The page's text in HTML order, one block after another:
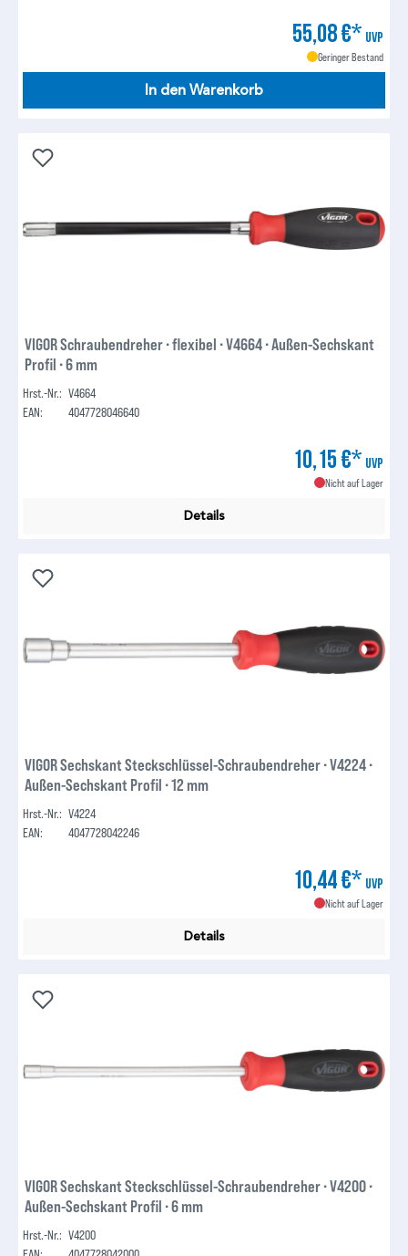
55,08 €* UVP
Geringer Bestand
In den Warenkorb
VIGOR Schraubendreher ∙ flexibel ∙ V4664 ∙ Außen-Sechskant
Profil ∙ 6 mm
Hrst.-Nr.: V4664
EAN:
4047728046640
10,15 €* UVP
Nicht auf Lager
Details
VIGOR Sechskant Steckschlüssel-Schraubendreher ∙ V4224 ∙
Außen-Sechskant Profil ∙ 12 mm
Hrst.-Nr.: V4224
EAN:
4047728042246
10,44 €* UVP
Nicht auf Lager
Details
VIGOR Sechskant Steckschlüssel-Schraubendreher ∙ V4200 ∙
Außen-Sechskant Profil ∙ 6 mm
Hrst.-Nr.: V4200